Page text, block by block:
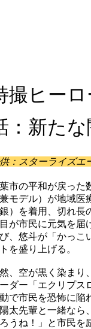
撮ヒー
：新た
：スターライズエ
市の平和が戻った
モデル）が地域医
）を着用、切れ長
が市民に元気を届
、悠斗が「かっこ
を盛り上げる。
、空が黒く染まり
ダー「エクリプス
で市民を恐怖に陥
太先輩と一緒なら
うね！」と市民を